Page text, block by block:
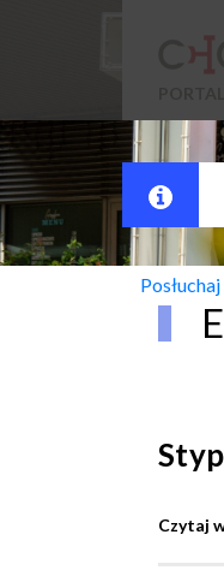
Posłuchaj
Czytaj